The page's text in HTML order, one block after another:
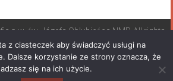
p.w. św. Józefa Oblubieńca NMP. All rights
reserved.
z ciasteczek aby świadczyć usługi na
Dalsze korzystanie ze strony oznacza, że
się na ich użycie.